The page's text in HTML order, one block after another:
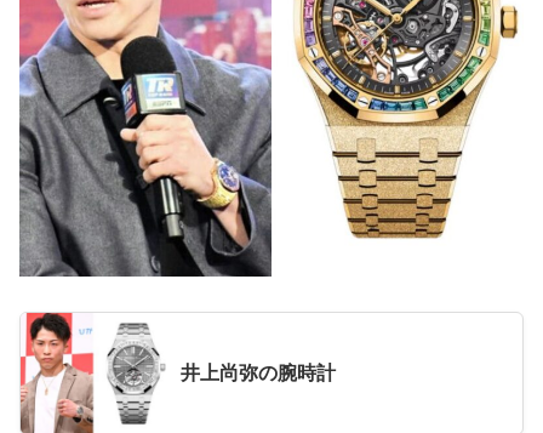
井上尚弥の腕時計